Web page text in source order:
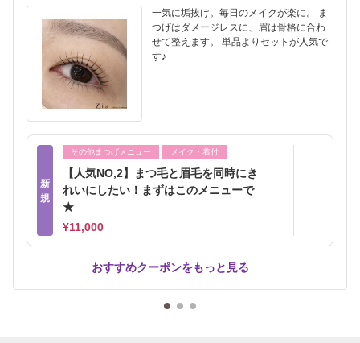
一気に垢抜け。毎日のメイクが楽に。 ま
つげはダメージレスに、眉は骨格に合わ
せて整えます。 単品よりセットが人気で
す♪
新
規
その他まつげメニュー メイク・着付
【人気NO,2】まつ毛と眉毛を同時にき
れいにしたい！まずはこのメニューで
★
¥11,000
おすすめクーポンをもっと見る